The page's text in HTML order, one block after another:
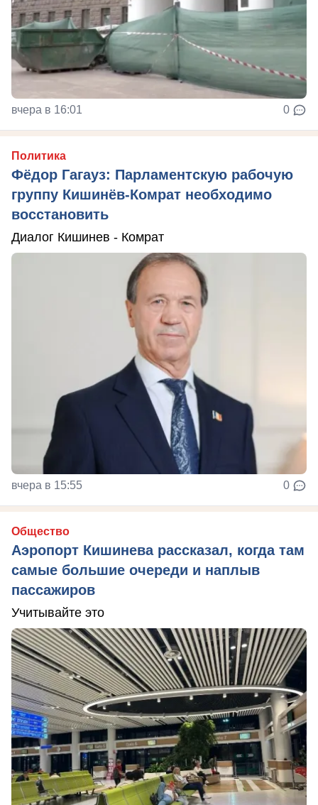
вчера в 16:01 0
Политика
Фёдор Гагауз: Парламентскую рабочую
группу Кишинёв-Комрат необходимо
восстановить
Диалог Кишинев - Комрат
вчера в 15:55 0
Общество
Аэропорт Кишинева рассказал, когда там
самые большие очереди и наплыв
пассажиров
Учитывайте это